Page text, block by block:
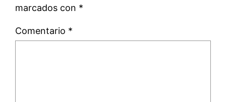
marcados con *
Comentario *